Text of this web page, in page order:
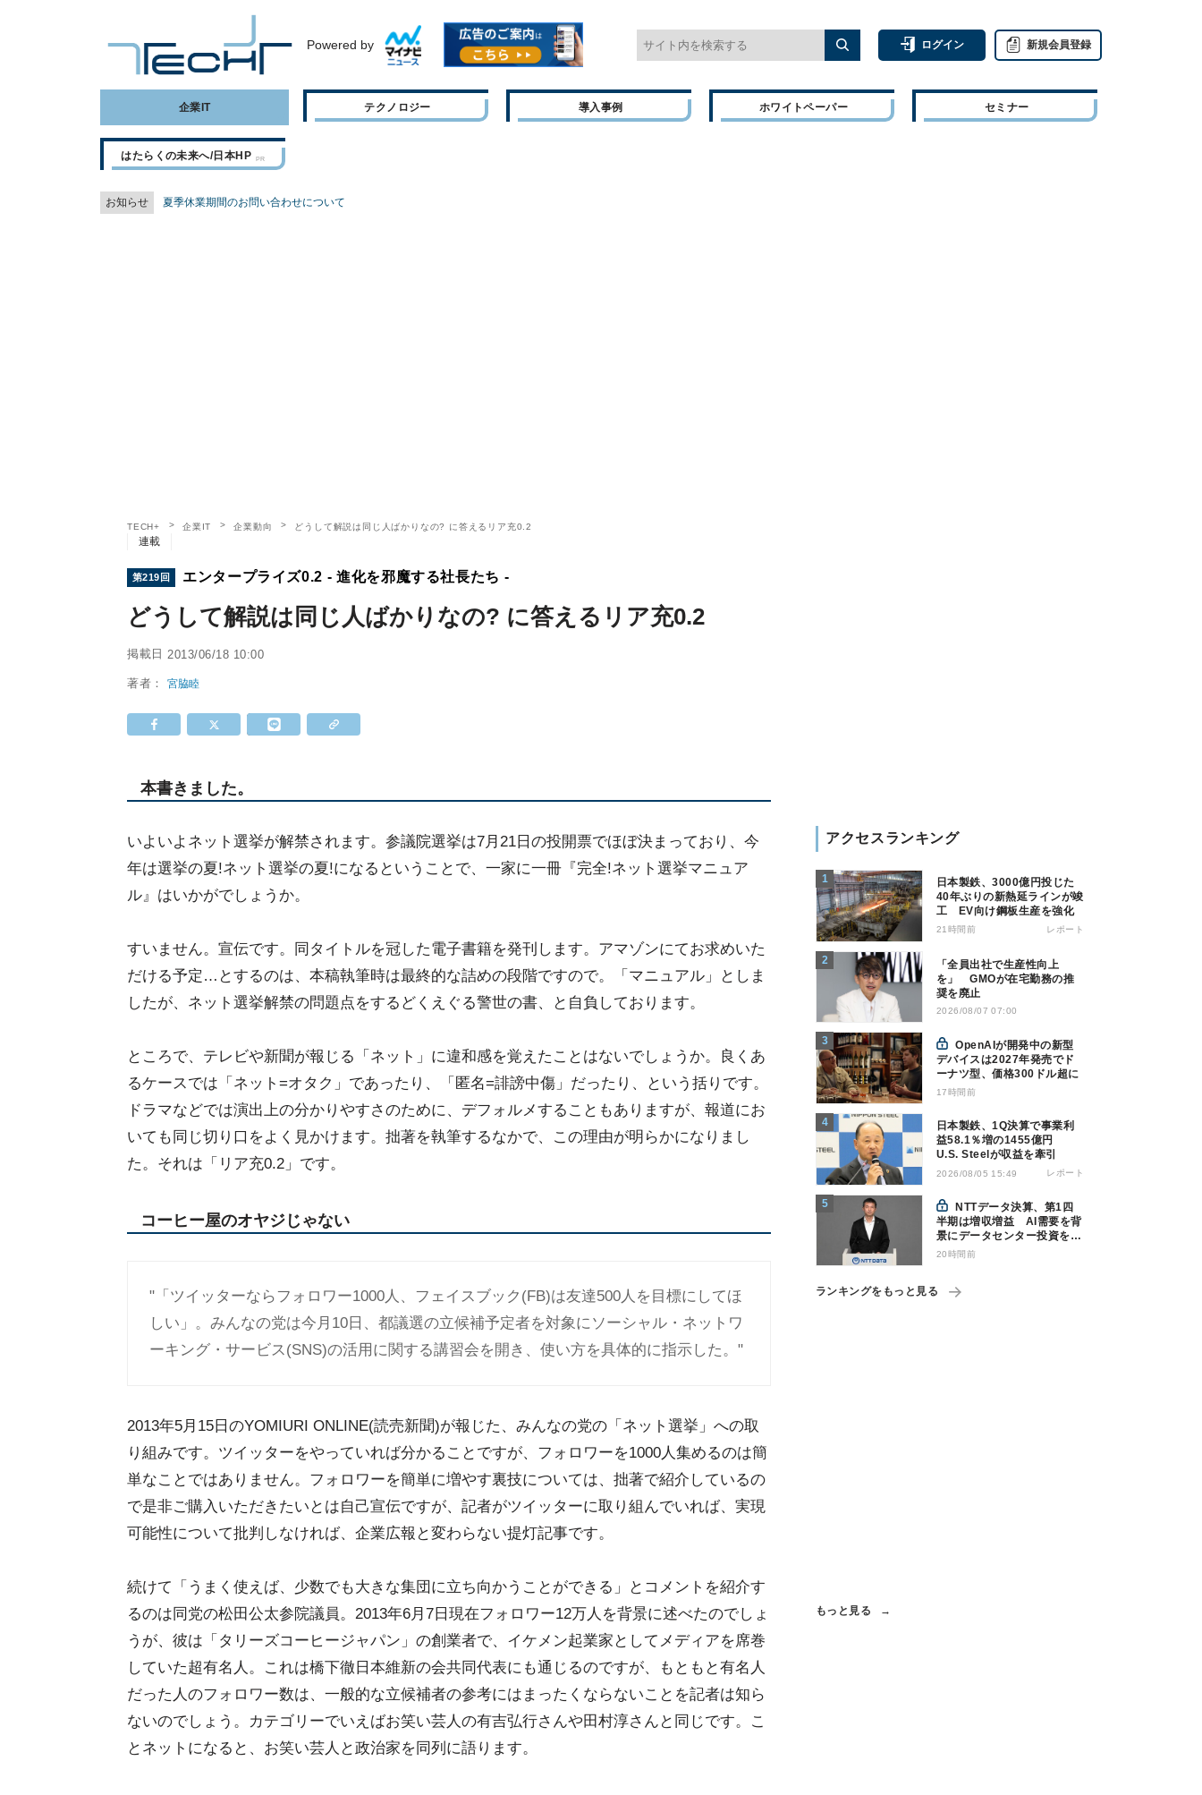
Powered by ログイン 新規会員登録
企業IT テクノロジー 導入事例 ホワイトペーパー セミナー
はたらくの未来へ/日本HP
お知らせ 夏季休業期間のお問い合わせについて
TECH+ 企業IT 企業動向 どうして解説は同じ人ばかりなの? に答えるリア充0.2
連載
第219回 エンタープライズ0.2 - 進化を邪魔する社長たち -
どうして解説は同じ人ばかりなの? に答えるリア充0.2
掲載日 2013/06/18 10:00
著者：宮脇睦
本書きました。
いよいよネット選挙が解禁されます。参議院選挙は7月21日の投開票でほぼ決まっており、今
年は選挙の夏!ネット選挙の夏!になるということで、一家に一冊『完全!ネット選挙マニュア
ル』はいかがでしょうか。
すいません。宣伝です。同タイトルを冠した電子書籍を発刊します。アマゾンにてお求めいた
だける予定…とするのは、本稿執筆時は最終的な詰めの段階ですので。「マニュアル」としま
したが、ネット選挙解禁の問題点をするどくえぐる警世の書、と自負しております。
ところで、テレビや新聞が報じる「ネット」に違和感を覚えたことはないでしょうか。良くあ
るケースでは「ネット=オタク」であったり、「匿名=誹謗中傷」だったり、という括りです。
ドラマなどでは演出上の分かりやすさのために、デフォルメすることもありますが、報道にお
いても同じ切り口をよく見かけます。拙著を執筆するなかで、この理由が明らかになりまし
た。それは「リア充0.2」です。
コーヒー屋のオヤジじゃない
"「ツイッターならフォロワー1000人、フェイスブック(FB)は友達500人を目標にしてほ
しい」。みんなの党は今月10日、都議選の立候補予定者を対象にソーシャル・ネットワ
ーキング・サービス(SNS)の活用に関する講習会を開き、使い方を具体的に指示した。"
2013年5月15日のYOMIURI ONLINE(読売新聞)が報じた、みんなの党の「ネット選挙」への取
り組みです。ツイッターをやっていれば分かることですが、フォロワーを1000人集めるのは簡
単なことではありません。フォロワーを簡単に増やす裏技については、拙著で紹介しているの
で是非ご購入いただきたいとは自己宣伝ですが、記者がツイッターに取り組んでいれば、実現
可能性について批判しなければ、企業広報と変わらない提灯記事です。
続けて「うまく使えば、少数でも大きな集団に立ち向かうことができる」とコメントを紹介す
るのは同党の松田公太参院議員。2013年6月7日現在フォロワー12万人を背景に述べたのでしょ
うが、彼は「タリーズコーヒージャパン」の創業者で、イケメン起業家としてメディアを席巻
していた超有名人。これは橋下徹日本維新の会共同代表にも通じるのですが、もともと有名人
だった人のフォロワー数は、一般的な立候補者の参考にはまったくならないことを記者は知ら
ないのでしょう。カテゴリーでいえばお笑い芸人の有吉弘行さんや田村淳さんと同じです。こ
とネットになると、お笑い芸人と政治家を同列に語ります。
アクセスランキング
日本製鉄、3000億円投じた
40年ぶりの新熱延ラインが竣
工 EV向け鋼板生産を強化
21時間前 レポート
「全員出社で生産性向上
を」 GMOが在宅勤務の推
奨を廃止
2026/08/07 07:00
OpenAIが開発中の新型
デバイスは2027年発売でド
ーナツ型、価格300ドル超に
17時間前
日本製鉄、1Q決算で事業利
益58.1％増の1455億円
U.S. Steelが収益を牽引
2026/08/05 15:49 レポート
半期は増収増益 AI需要を背
景にデータセンター投資を加
速
20時間前
ランキングをもっと見る
もっと見る